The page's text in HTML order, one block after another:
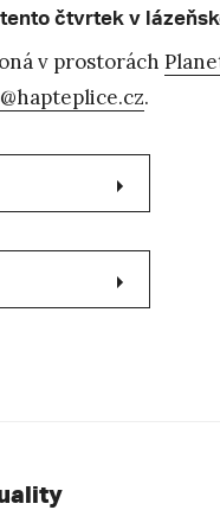
čtvrtek v
v prostorách
.